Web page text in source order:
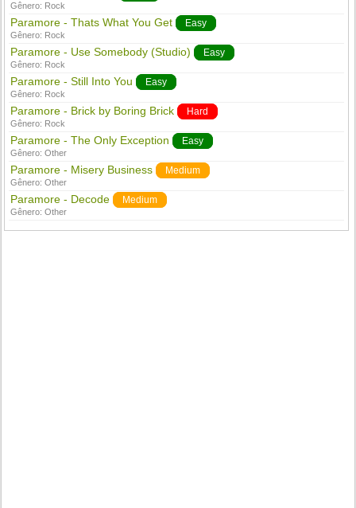
Gênero: Rock
Paramore - Thats What You Get Easy
Gênero: Rock
Paramore - Use Somebody (Studio) Easy
Gênero: Rock
Paramore - Still Into You Easy
Gênero: Rock
Paramore - Brick by Boring Brick Hard
Gênero: Rock
Paramore - The Only Exception Easy
Gênero:Other
Paramore - Misery Business Medium
Gênero:Other
Paramore - Decode Medium
Gênero:Other